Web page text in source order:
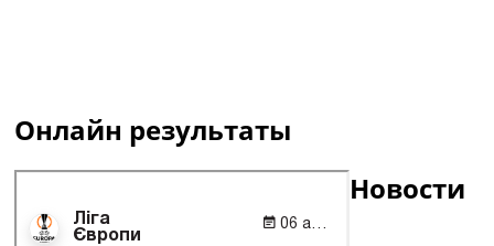
Онлайн результаты
Новости